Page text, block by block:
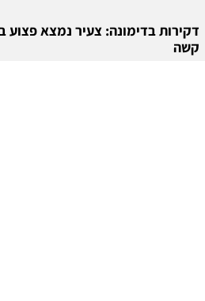
דקירות בדימונה: צעיר נמצא פצוע
קשה